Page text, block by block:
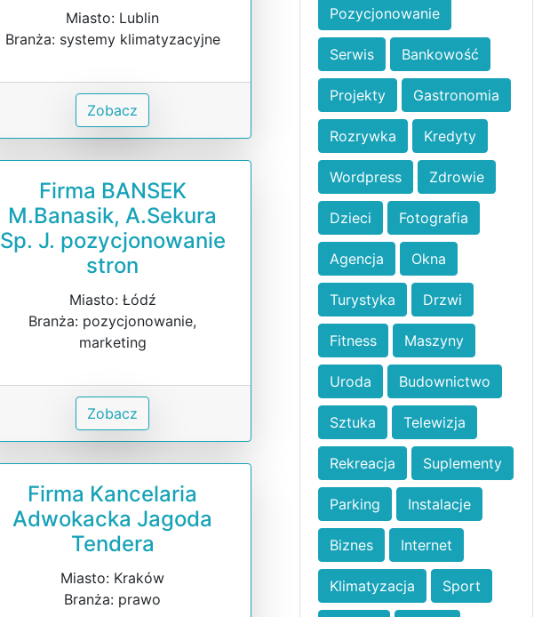
Miasto: Lublin
Branża: systemy klimatyzacyjne
Zobacz
Firma BANSEK
M.Banasik, A.Sekura
Sp. J. pozycjonowanie
stron
Miasto: Łódź
Branża: pozycjonowanie,
marketing
Zobacz
Firma Kancelaria
Adwokacka Jagoda
Tendera
Miasto: Kraków
Branża: prawo
Pozycjonowanie
Serwis Bankowość
Projekty Gastronomia
Rozrywka Kredyty
Wordpress Zdrowie
Dzieci Fotografia
Agencja Okna
Turystyka Drzwi
Fitness Maszyny
Uroda Budownictwo
Sztuka Telewizja
Rekreacja Suplementy
Parking Instalacje
Biznes Internet
Klimatyzacja Sport